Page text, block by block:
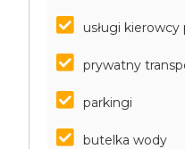
usługi
prywatny
parkingi
butelka wody